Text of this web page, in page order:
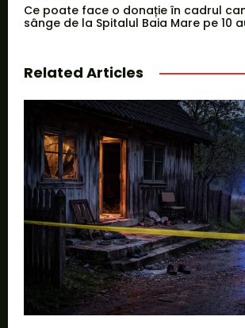
Ce poate face o donație în cadrul
sânge de la Spitalul Baia Mare pe 10
Related Articles